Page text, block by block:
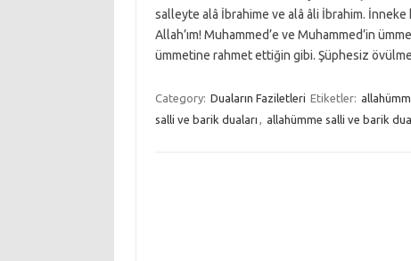
salleyte alâ İbrahime ve alâ âli İbrahim. İnneke
Allah’ım! Muhammed’e ve Muhammed’in
ümmetine rahmet ettiğin gibi. Şüphesiz
Category: Duaların Faziletleri Etiketler:
salli ve barik duaları , allahümme salli ve barik